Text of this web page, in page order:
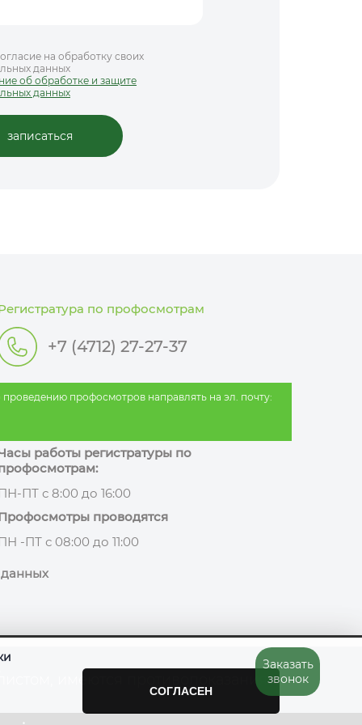
на обработку своих
данных
об обработке и защите
данных
Заказать
звонок
по профосмотрам
+7 (4712) 27-27-37
проведению профосмотров направлять на эл. почту:
работы регистратуры по
ПТ с 8:00 до 16:00
проводятся
-ПТ с 08:00 до 11:00
имеются противопоказания
СОГЛАСЕН